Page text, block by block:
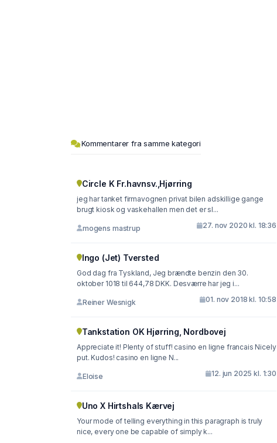
Kommentarer fra samme kategori
Circle K Fr.havnsv.,Hjørring
jeg har tanket firmavognen privat bilen adskillige gange
brugt kiosk og vaskehallen men det er sl...
mogens mastrup 27. nov 2020 kl. 18:36
Ingo (Jet) Tversted
God dag fra Tyskland, Jeg brændte benzin den 30.
oktober 1018 til 644,78 DKK. Desværre har jeg i...
Reiner Wesnigk 01. nov 2018 kl. 10:58
Tankstation OK Hjørring, Nordbovej
Appreciate it! Plenty of stuff! casino en ligne francais Nicely
put. Kudos! casino en ligne N...
Eloise 12. jun 2025 kl. 1:30
Uno X Hirtshals Kærvej
Your mode of telling everything in this paragraph is truly
nice, every one be capable of simply k...